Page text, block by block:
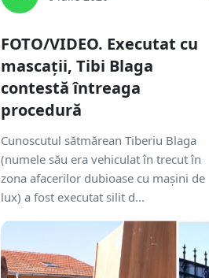
FOTO/VIDEO. Executat cu
mascații, Tibi Blaga
contestă întreaga
procedură
Cunoscutul sătmărean Tiberiu Blaga
(numele său era vehiculat în trecut în
zona afacerilor dubioase cu mașini de
lux) a fost executat silit d...